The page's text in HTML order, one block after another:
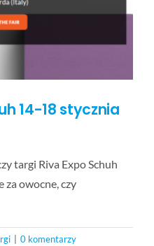
14-18 stycznia
targi Riva Expo Schuh
za owocne, czy
0 komentarzy